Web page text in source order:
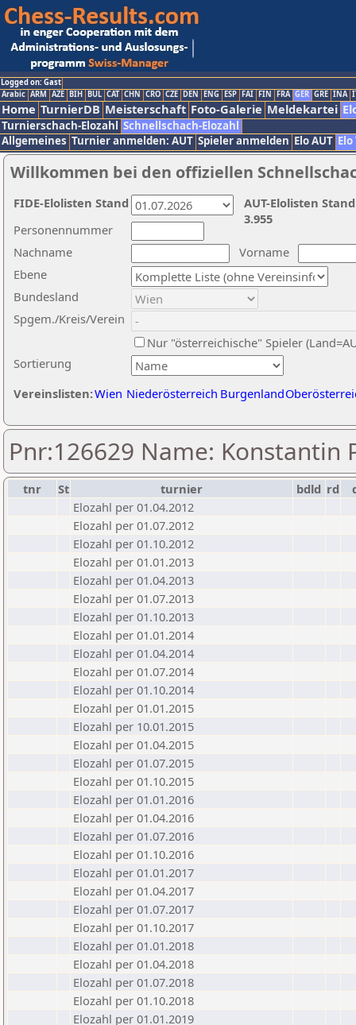
Logged on: Gast
Arabic ARM AZE BIH BUL CAT CHN CRO CZE DEN ENG ESP FAI FIN FRA GER GRE INA
Home TurnierDB Meisterschaft Foto-Galerie Meldekartei
Turnierschach-Elozahl Schnellschach-Elozahl
Allgemeines Turnier anmelden: AUT Spieler anmelden Elo AUT
Willkommen bei den offiziellen
Nachname
Vorname
Ebene
Sortierung
Personennummer
Bundesland
Spgem./Kreis/Verein
Nur "österreichische" Spieler
Vereinslisten:Wien Niederösterreich Burgenland
AUT-Elolisten
3.955
FIDE-Elolisten Stand
Pnr:126629 Name: Konstantin
tnr St turnier bdld rd
Elozahl per 01.04.2012
Elozahl per 01.07.2012
Elozahl per 01.10.2012
Elozahl per 01.01.2013
Elozahl per 01.04.2013
Elozahl per 01.07.2013
Elozahl per 01.10.2013
Elozahl per 01.01.2014
Elozahl per 01.04.2014
Elozahl per 01.07.2014
Elozahl per 01.10.2014
Elozahl per 01.01.2015
Elozahl per 10.01.2015
Elozahl per 01.04.2015
Elozahl per 01.07.2015
Elozahl per 01.10.2015
Elozahl per 01.01.2016
Elozahl per 01.04.2016
Elozahl per 01.07.2016
Elozahl per 01.10.2016
Elozahl per 01.01.2017
Elozahl per 01.04.2017
Elozahl per 01.07.2017
Elozahl per 01.10.2017
Elozahl per 01.01.2018
Elozahl per 01.04.2018
Elozahl per 01.07.2018
Elozahl per 01.10.2018
Elozahl per 01.01.2019